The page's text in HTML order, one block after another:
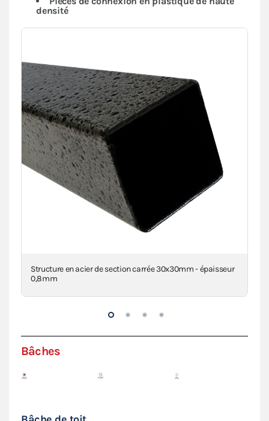
densité
Structure en acier de section carrée 30x30mm - épaisseur
0,8mm
Bâches